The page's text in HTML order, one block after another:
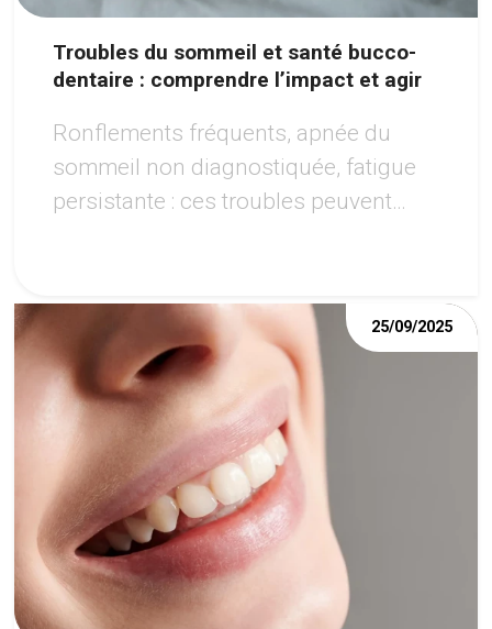
Troubles du sommeil et santé bucco-
dentaire : comprendre l’impact et agir
Ronflements fréquents, apnée du
sommeil non diagnostiquée, fatigue
persistante : ces troubles peuvent
25/09/2025